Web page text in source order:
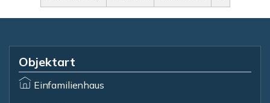
Objektart
Einfamilienhaus